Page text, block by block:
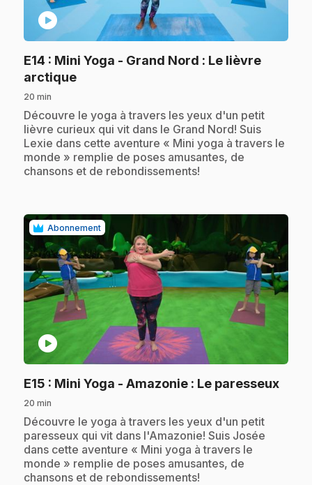
play_circle
E14 : Mini Yoga - Grand Nord : Le lièvre
arctique.
20 min
.Découvre le yoga à travers les yeux d'un petit
lièvre curieux qui vit dans le Grand Nord! Suis
Lexie dans cette aventure « Mini yoga à travers le
monde » remplie de poses amusantes, de
chansons et de rebondissements!
Abonnement
play_circle
E15 : Mini Yoga - Amazonie : Le paresseux.
20 min
.Découvre le yoga à travers les yeux d'un petit
paresseux qui vit dans l'Amazonie! Suis Josée
dans cette aventure « Mini yoga à travers le
monde » remplie de poses amusantes, de
chansons et de rebondissements!